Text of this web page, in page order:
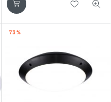
73